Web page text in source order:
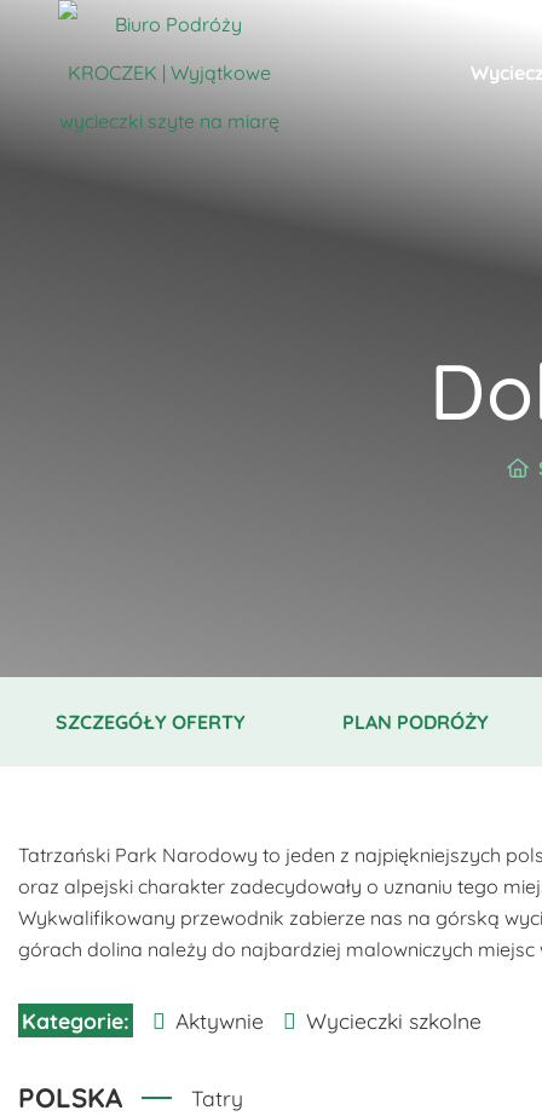
SZCZEGÓŁY OFERTY PLAN PODRÓŻY
Tatrzański Park Narodowy to jeden z najpiękniejszych
oraz alpejski charakter zadecydowały o uznaniu tego
Wykwalifikowany przewodnik zabierze nas na górską
górach dolina należy do najbardziej malowniczych miejsc
Aktywnie Wycieczki szkolne
POLSKA Tatry